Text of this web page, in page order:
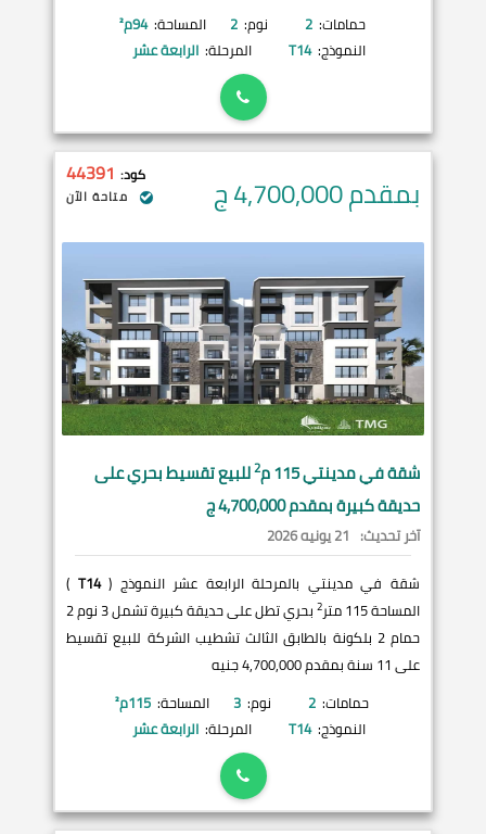
حمامات: 2 نوم: 2 المساحة: 94م²
النموذج: T14 المرحلة: الرابعة عشر
بمقدم 4,700,000 ج كود: 44391
متاحة الآن
شقة فيمدينتي115 م 2للبيع تقسيط بحري على
حديقة كبيرة بمقدم 4,700,000 ج
آخر تحديث: 21 يونيه 2026
شقة في مدينتي بالمرحلة الرابعة عشر النموذج (T14
)
المساحة 115 متر
2
بحري تطل على حديقة كبيرة تشمل 3 نوم 2
حمام 2 بلكونة بالطابق الثالث تشطيب الشركة للبيع تقسيط
على 11 سنة بمقدم 4,700,000 جنيه
حمامات: 2 نوم: 3 المساحة: 115م²
النموذج: T14 المرحلة: الرابعة عشر